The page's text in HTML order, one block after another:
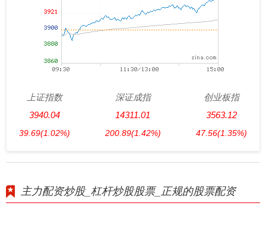
上证指数
3940.04
39.69(1.02%)
深证成指
14311.01
200.89(1.42%)
创业板指
3563.12
47.56(1.35%)
主力配资炒股_杠杆炒股股票_正规的股票配资